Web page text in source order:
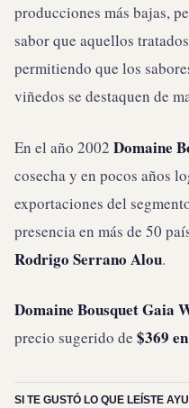
producciones más bajas,
sabor que aquellos
permitiendo que los
viñedos se destaquen de
En el año 2002 Domaine
cosecha y en pocos años
exportaciones del
presencia en más de 50
Rodrigo Serrano Alou.
Domaine BousquetGaia
precio sugerido de $369
SI TE GUSTÓ LO QUE LEÍSTE